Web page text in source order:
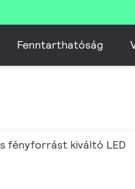
Fenntarthatóság
fényforrást kiváltó LED